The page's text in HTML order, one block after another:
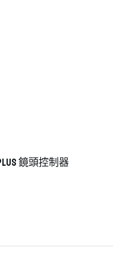
鏡頭控制器